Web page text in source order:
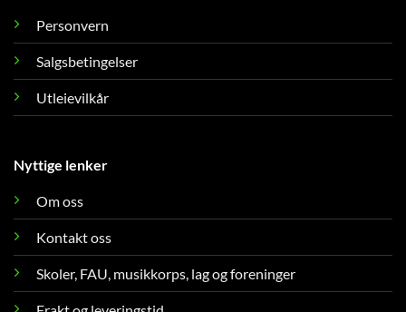
Personvern
Salgsbetingelser
Utleievilkår
Nyttige lenker
Om oss
Kontakt oss
Skoler, FAU, musikkorps, lag og foreninger